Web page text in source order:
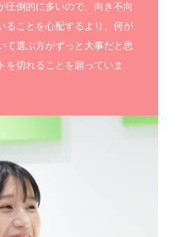
圧倒的に多いので、向き不向
ることを心配するより、何が
て選ぶ方がずっと大事だと思
を切れることを願っていま